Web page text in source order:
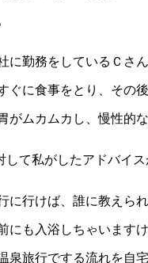
に勤務をしているＣさ
ぐに食事をとり、その
がムカムカし、慢性的
して私がしたアドバイ
に行けば、誰に教えら
にも入浴しちゃいま
泉旅行でする流れを自